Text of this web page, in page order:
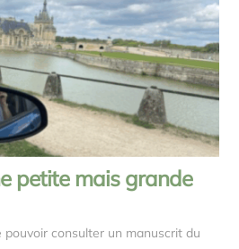
petite mais grande
consulter un manuscrit du